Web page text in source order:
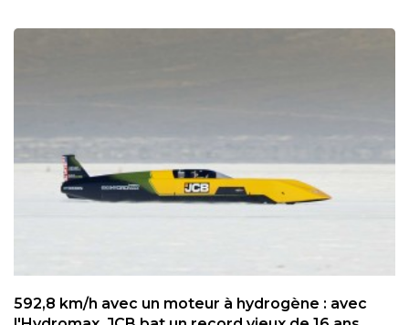
592,8 km/h avec un moteur à hydrogène : avec